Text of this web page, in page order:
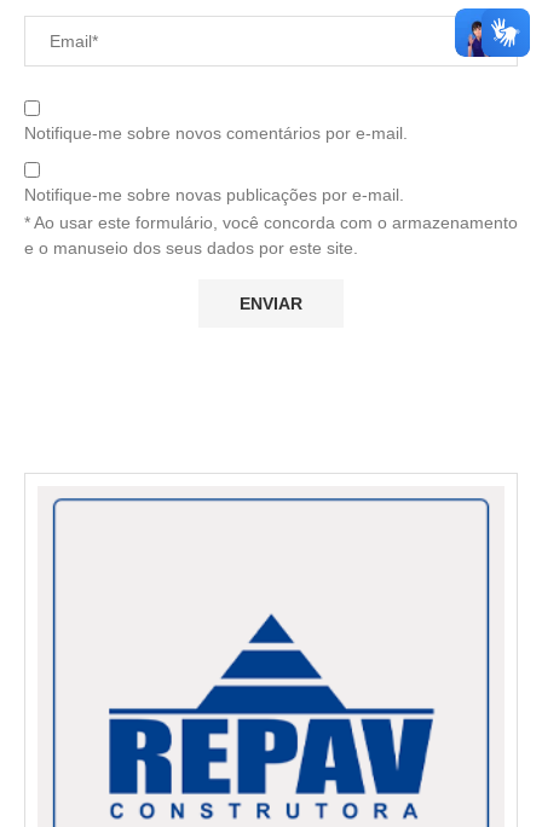
Notifique-me sobre novos comentários por e-mail.
Notifique-me sobre novas publicações por e-mail.
* Ao usar este formulário, você concorda com o armazenamento
e o manuseio dos seus dados por este site.